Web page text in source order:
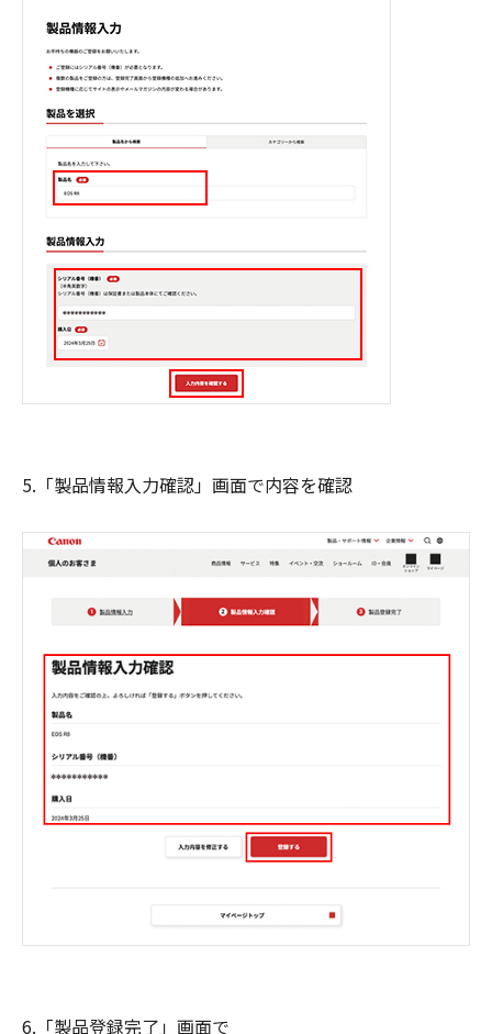
5.「製品情報入力確認」画面で内容を確認
6.「製品登録完了」画面で